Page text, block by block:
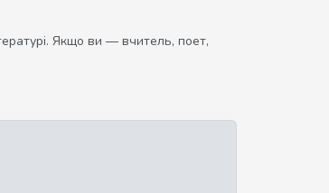
Якщо ви — вчитель, поет,